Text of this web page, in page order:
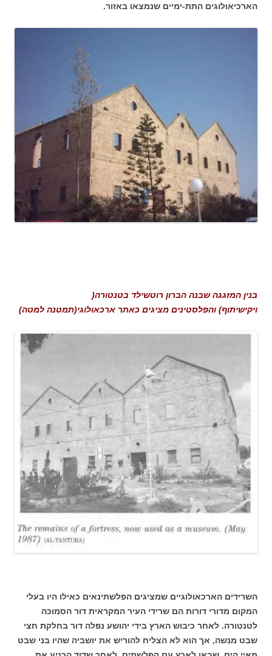
הארכיאולוגים התת-ימיים שנמצאו באזור.
בנין המזגגה שבנה הברון רוטשילד בטנטורה(
ויקישיתוף) והפלסטינים מציגים כאתר ארכאולוגי(תמטנה למטה)
השרידים הארכאולוגיים שמציגים הפלשתינאים כאילו היו בעלי
המקום מדורי דורות הם שרידי העיר המקראית דור הסמוכה
לטנטורה. לאחר כיבוש הארץ בידי יהושע נפלה דור בחלקת חצי
שבט מנשה, אך הוא לא הצליח להוריש את יושביה שהיו בני שבט